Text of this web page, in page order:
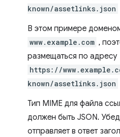
known/assetlinks.json
В этом примере
www.example.com ,
размещаться по адресу
https://
known/assetlinks.json
Тип MIME для файла
должен быть JSON.
отправляет в ответ